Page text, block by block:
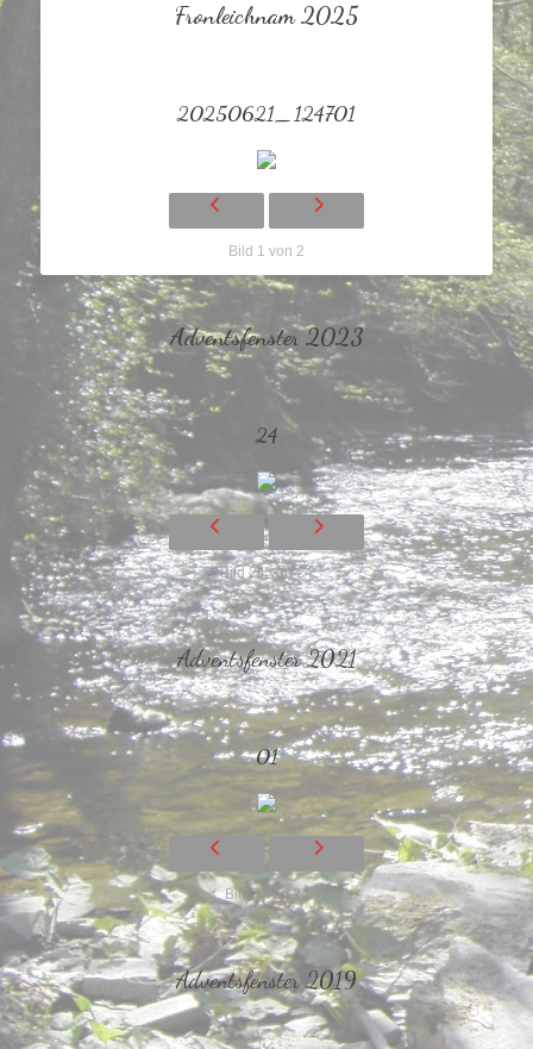
Fronleichnam 2025
20250621_124701
Bild 1 von 2
Adventsfenster 2023
24
Bild 24 von 24
Adventsfenster 2021
01
Bild 1 von 24
Adventsfenster 2019